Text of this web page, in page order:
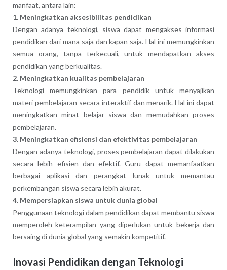
manfaat, antara lain:
1. Meningkatkan aksesibilitas pendidikan
Dengan adanya teknologi, siswa dapat mengakses informasi
pendidikan dari mana saja dan kapan saja. Hal ini memungkinkan
semua orang, tanpa terkecuali, untuk mendapatkan akses
pendidikan yang berkualitas.
2. Meningkatkan kualitas pembelajaran
Teknologi memungkinkan para pendidik untuk menyajikan
materi pembelajaran secara interaktif dan menarik. Hal ini dapat
meningkatkan minat belajar siswa dan memudahkan proses
pembelajaran.
3. Meningkatkan efisiensi dan efektivitas pembelajaran
Dengan adanya teknologi, proses pembelajaran dapat dilakukan
secara lebih efisien dan efektif. Guru dapat memanfaatkan
berbagai aplikasi dan perangkat lunak untuk memantau
perkembangan siswa secara lebih akurat.
4. Mempersiapkan siswa untuk dunia global
Penggunaan teknologi dalam pendidikan dapat membantu siswa
memperoleh keterampilan yang diperlukan untuk bekerja dan
bersaing di dunia global yang semakin kompetitif.
Inovasi Pendidikan dengan Teknologi